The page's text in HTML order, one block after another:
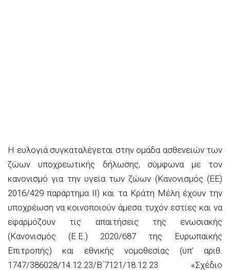
Η ευλογιά συγκαταλέγεται στην ομάδα ασθενειών των
ζώων υποχρεωτικής δήλωσης, σύμφωνα με τον
κανονισμό για την υγεία των ζώων (Κανονισμός (EE)
2016/429 παράρτημα ΙΙ) και τα Κράτη Μέλη έχουν την
υποχρέωση να κοινοποιούν άμεσα τυχόν εστίες και να
εφαρμόζουν τις απαιτήσεις της ενωσιακής
(Κανονισμός (Ε.Ε.) 2020/687 της Ευρωπαϊκής
Επιτροπής) και εθνικής νομοθεσίας (υπ’ αριθ.
1747/386028/14.12.23/Β΄7121/18.12.23 «Σχέδιο